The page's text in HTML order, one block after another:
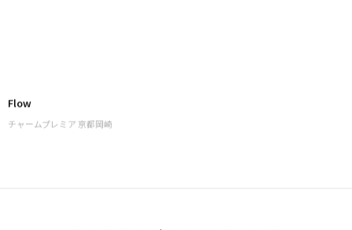
Flow
チャームプレミア 京都岡崎